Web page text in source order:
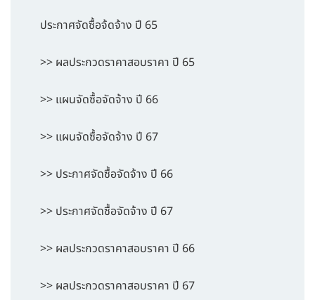
ประกาศจัดซื้อจ้ดจ้าง ปี 65
>> ผลประกวดราคาสอบราคา ปี 65
>> แผนจัดซื้อจัดจ้าง ปี 66
>> แผนจัดซื้อจัดจ้าง ปี 67
>> ประกาศจัดซื้อจัดจ้าง ปี 66
>> ประกาศจัดซื้อจัดจ้าง ปี 67
>> ผลประกวดราคาสอบราคา ปี 66
>> ผลประกวดราคาสอบราคา ปี 67